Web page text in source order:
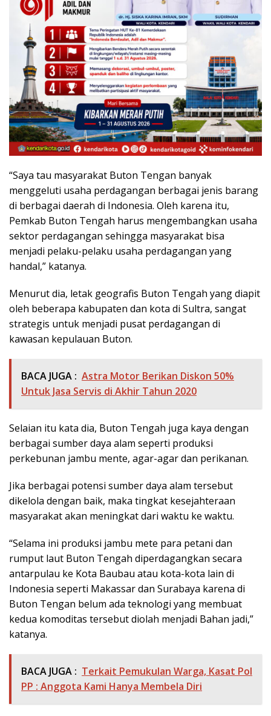
“Saya tau masyarakat Buton Tengan banyak
menggeluti usaha perdagangan berbagai jenis barang
di berbagai daerah di Indonesia. Oleh karena itu,
Pemkab Buton Tengah harus mengembangkan usaha
sektor perdagangan sehingga masyarakat bisa
menjadi pelaku-pelaku usaha perdagangan yang
handal,” katanya.
Menurut dia, letak geografis Buton Tengah yang diapit
oleh beberapa kabupaten dan kota di Sultra, sangat
strategis untuk menjadi pusat perdagangan di
kawasan kepulauan Buton.
BACA JUGA : Astra Motor Berikan Diskon 50%
Untuk Jasa Servis di Akhir Tahun 2020
Selaian itu kata dia, Buton Tengah juga kaya dengan
berbagai sumber daya alam seperti produksi
perkebunan jambu mente, agar-agar dan perikanan.
Jika berbagai potensi sumber daya alam tersebut
dikelola dengan baik, maka tingkat kesejahteraan
masyarakat akan meningkat dari waktu ke waktu.
“Selama ini produksi jambu mete para petani dan
rumput laut Buton Tengah diperdagangkan secara
antarpulau ke Kota Baubau atau kota-kota lain di
Indonesia seperti Makassar dan Surabaya karena di
Buton Tengan belum ada teknologi yang membuat
kedua komoditas tersebut diolah menjadi Bahan jadi,”
katanya.
BACA JUGA : Terkait Pemukulan Warga, Kasat Pol
PP : Anggota Kami Hanya Membela Diri